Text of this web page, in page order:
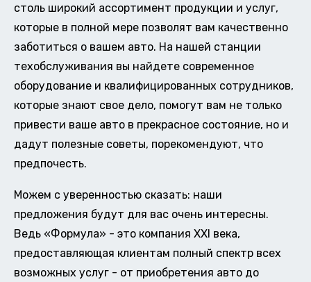
столь широкий ассортимент продукции и услуг,
которые в полной мере позволят вам качественно
заботиться о вашем авто. На нашей станции
техобслуживания вы найдете современное
оборудование и квалифицированных сотрудников,
которые знают свое дело, помогут вам не только
привести ваше авто в прекрасное состояние, но и
дадут полезные советы, порекомендуют, что
предпочесть.
Можем с уверенностью сказать: наши
предложения будут для вас очень интересны.
Ведь «Формула» - это компания XXI века,
предоставляющая клиентам полный спектр всех
возможных услуг - от приобретения авто до